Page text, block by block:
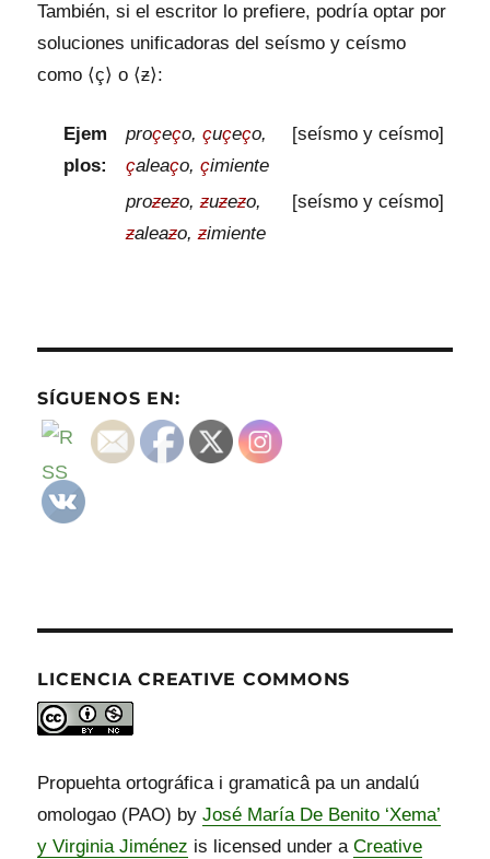
También, si el escritor lo prefiere, podría optar por
soluciones unificadoras del seísmo y ceísmo
como ⟨ç⟩ o ⟨ƶ⟩:
Ejem
plos:
proçeço,çuçeço,
çaleaço,çimiente
[seísmo y ceísmo]
proƶeƶo,ƶuƶeƶo,
ƶaleaƶo,ƶimiente
[seísmo y ceísmo]
SÍGUENOS EN:
LICENCIA CREATIVE COMMONS
Propuehta ortográfica i gramaticâ pa un andalú
omologao (PAO) byJosé María De Benito ‘Xema’
y Virginia Jiménez is licensed under aCreative